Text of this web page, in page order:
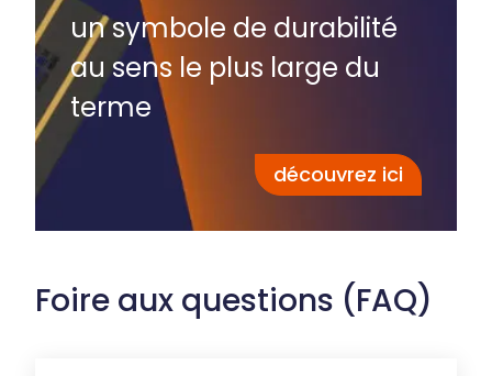
un symbole de durabilité
au sens le plus large du
terme
découvrez ici
Foire aux questions (FAQ)